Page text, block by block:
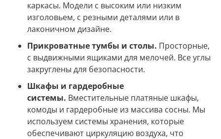
каркасы. Модели с высоким или низким
изголовьем, с резными деталями или в
лаконичном дизайне.
Прикроватные тумбы и столы. Просторные,
с выдвижными ящиками для мелочей. Все углы
закруглены для безопасности.
Шкафы и гардеробные
системы. Вместительные платяные шкафы,
комоды и гардеробные из массива сосны. Мы
используем системы хранения, которые
обеспечивают циркуляцию воздуха, что